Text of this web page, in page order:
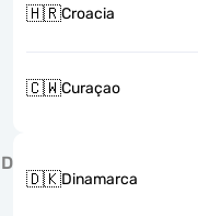
🇭🇷Croacia
🇨🇼Curaçao
D
🇩🇰Dinamarca